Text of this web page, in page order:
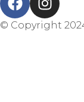
© Copyright